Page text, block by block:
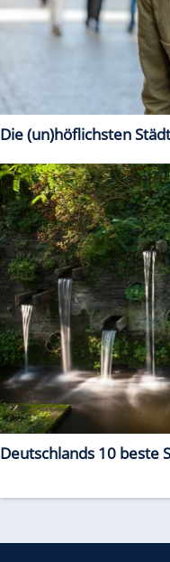
Die (un)höflichsten
Deutschlands 10 beste